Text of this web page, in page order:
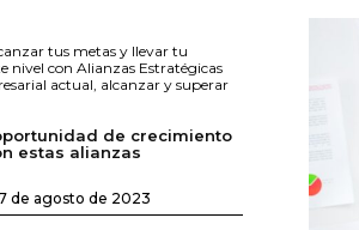
tus metas y llevar tu
nivel con Alianzas Estratégicas
actual, alcanzar y superar
de crecimiento
estas alianzas
de agosto de 2023